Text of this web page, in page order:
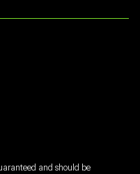
and should be